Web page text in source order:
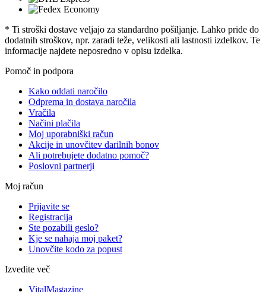
* Ti stroški dostave veljajo za standardno pošiljanje. Lahko pride do
dodatnih stroškov, npr. zaradi teže, velikosti ali lastnosti izdelkov. Te
informacije najdete neposredno v opisu izdelka.
Pomoč in podpora
Kako oddati naročilo
Odprema in dostava naročila
Vračila
Načini plačila
Moj uporabniški račun
Akcije in unovčitev darilnih bonov
Ali potrebujete dodatno pomoč?
Poslovni partnerji
Moj račun
Prijavite se
Registracija
Ste pozabili geslo?
Kje se nahaja moj paket?
Unovčite kodo za popust
Izvedite več
VitalMagazine